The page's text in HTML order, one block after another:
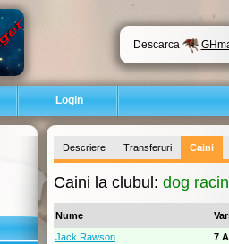
Descarca
Login
Descriere Transferuri Caini
Caini la clubul: dog
Nume
Jack Rawson
7